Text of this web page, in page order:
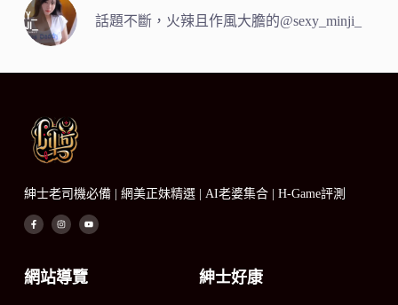
話題不斷，火辣且作風大膽的@sexy_minji_
紳士老司機必備 | 網美正妹精選 | AI老婆集合 | H-Game評測
網站導覽 紳士好康